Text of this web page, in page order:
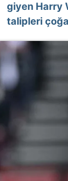
giyen Harry
talipleri